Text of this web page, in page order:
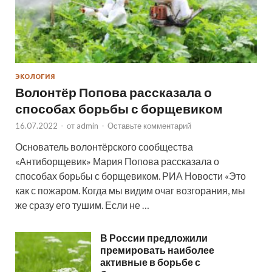
ЭКОЛОГИЯ
Волонтёр Попова рассказала о
способах борьбы с борщевиком
16.07.2022 - от admin - Оставьте комментарий
Основатель волонтёрского сообщества
«Антиборщевик» Мария Попова рассказала о
способах борьбы с борщевиком. РИА Новости «Это
как с пожаром. Когда мы видим очаг возгорания, мы
же сразу его тушим. Если не …
В России предложили
премировать наиболее
активные в борьбе с